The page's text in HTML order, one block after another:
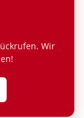
Wir